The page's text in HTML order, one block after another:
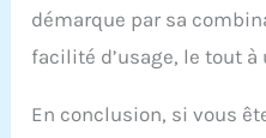
démarque par sa
facilité d’usage, le tout
En conclusion, si vous